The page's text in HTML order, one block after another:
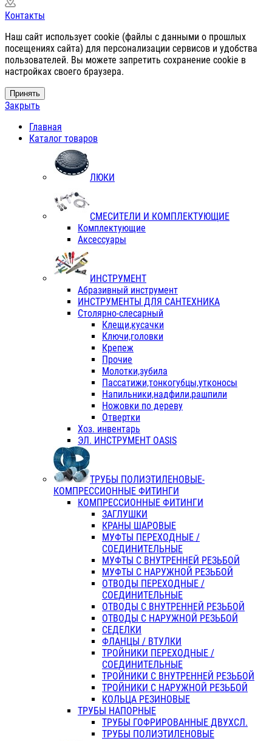
Контакты
Наш сайт использует cookie (файлы с данными о прошлых
посещениях сайта) для персонализации сервисов и удобства
пользователей. Вы можете запретить сохранение cookie в
настройках своего браузера.
Принять
Закрыть
Главная
Каталог товаров
ЛЮКИ
СМЕСИТЕЛИ И КОМПЛЕКТУЮЩИЕ
Комплектующие
Аксессуары
ИНСТРУМЕНТ
Абразивный инструмент
ИНСТРУМЕНТЫ ДЛЯ САНТЕХНИКА
Столярно-слесарный
Клещи,кусачки
Ключи,головки
Крепеж
Прочие
Молотки,зубила
Пассатижи,тонкогубцы,утконосы
Напильники,надфили,рашпили
Ножовки по дереву
Отвертки
Хоз. инвентарь
ЭЛ. ИНСТРУМЕНТ OASIS
ТРУБЫ ПОЛИЭТИЛЕНОВЫЕ-
КОМПРЕССИОННЫЕ ФИТИНГИ
КОМПРЕССИОННЫЕ ФИТИНГИ
ЗАГЛУШКИ
КРАНЫ ШАРОВЫЕ
МУФТЫ ПЕРЕХОДНЫЕ /
СОЕДИНИТЕЛЬНЫЕ
МУФТЫ С ВНУТРЕННЕЙ РЕЗЬБОЙ
МУФТЫ С НАРУЖНОЙ РЕЗЬБОЙ
ОТВОДЫ ПЕРЕХОДНЫЕ /
СОЕДИНИТЕЛЬНЫЕ
ОТВОДЫ С ВНУТРЕННЕЙ РЕЗЬБОЙ
ОТВОДЫ С НАРУЖНОЙ РЕЗЬБОЙ
СЕДЕЛКИ
ФЛАНЦЫ / ВТУЛКИ
ТРОЙНИКИ ПЕРЕХОДНЫЕ /
СОЕДИНИТЕЛЬНЫЕ
ТРОЙНИКИ С ВНУТРЕННЕЙ РЕЗЬБОЙ
ТРОЙНИКИ С НАРУЖНОЙ РЕЗЬБОЙ
КОЛЬЦА РЕЗИНОВЫЕ
ТРУБЫ НАПОРНЫЕ
ТРУБЫ ГОФРИРОВАННЫЕ ДВУХСЛ.
ТРУБЫ ПОЛИЭТИЛЕНОВЫЕ